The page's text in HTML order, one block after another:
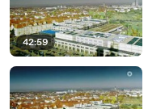
42:59